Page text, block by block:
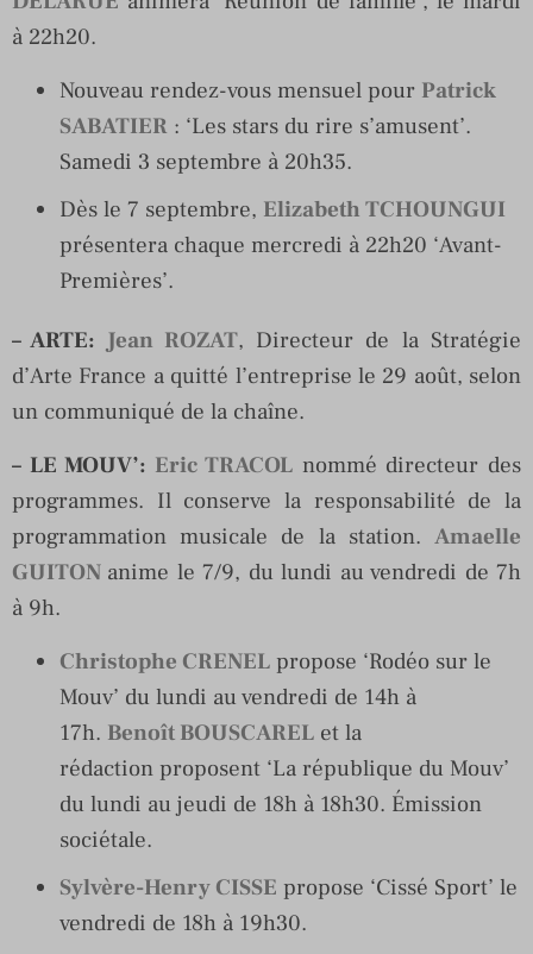
à 22h20.
Nouveau rendez-vous mensuel pour Patrick
SABATIER : ‘Les stars du rire s’amusent’.
Samedi 3 septembre à 20h35.
Dès le 7 septembre, Elizabeth TCHOUNGUI
présentera chaque mercredi à 22h20 ‘Avant-
Premières’.
– ARTE: Jean ROZAT, Directeur de la Stratégie
d’Arte France a quitté l’entreprise le 29 août, selon
un communiqué de la chaîne.
– LE MOUV’: Eric TRACOL nommé directeur des
programmes. Il conserve la responsabilité de la
programmation musicale de la station. Amaelle
GUITON anime le 7/9, du lundi au vendredi de 7h
à 9h.
Christophe CRENEL propose ‘Rodéo sur le
Mouv’ du lundi au vendredi de 14h à
17h. Benoît BOUSCAREL et la
rédaction proposent ‘La république du Mouv’
du lundi au jeudi de 18h à 18h30. Émission
sociétale.
Sylvère-Henry CISSE propose ‘Cissé Sport’ le
vendredi de 18h à 19h30.